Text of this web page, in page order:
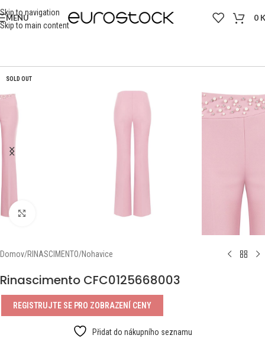
Skip to navigation
Skip to main content
MENU 0
SOLD OUT
Domov/RINASCIMENTO/Nohavice
Rinascimento CFC0125668003
REGISTRUJTE SE PRO ZOBRAZENÍ CENY
Přidat do nákupního seznamu